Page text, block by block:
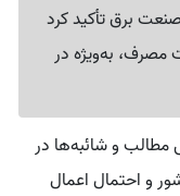
14 مگاپروژه در صنعت برق تأکید کرد
مصرف، به‌ویژه در
مطالب و شائبه‌ها در
و احتمال اعمال